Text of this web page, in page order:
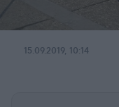
15.09.2019, 10:14